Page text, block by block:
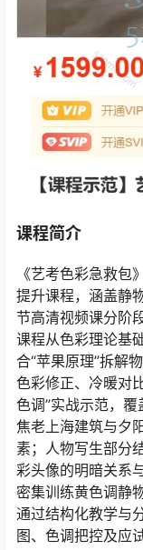
课程简介
《艺考色彩急救包
提升课程，涵盖静
节高清视频课分阶
课程从色彩理论基
合“苹果原理”拆解
色彩修正、冷暖对
色调”实战示范，
焦老上海建筑与夕
素；人物写生部分
彩头像的明暗关系
密集训练黄色调静
通过结构化教学与
图、色调把控及应